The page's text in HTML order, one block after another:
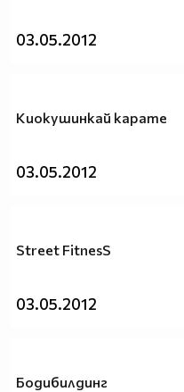
03.05.2012
Киокушинкай карате
03.05.2012
Street FitnesS
03.05.2012
Бодибилдинг